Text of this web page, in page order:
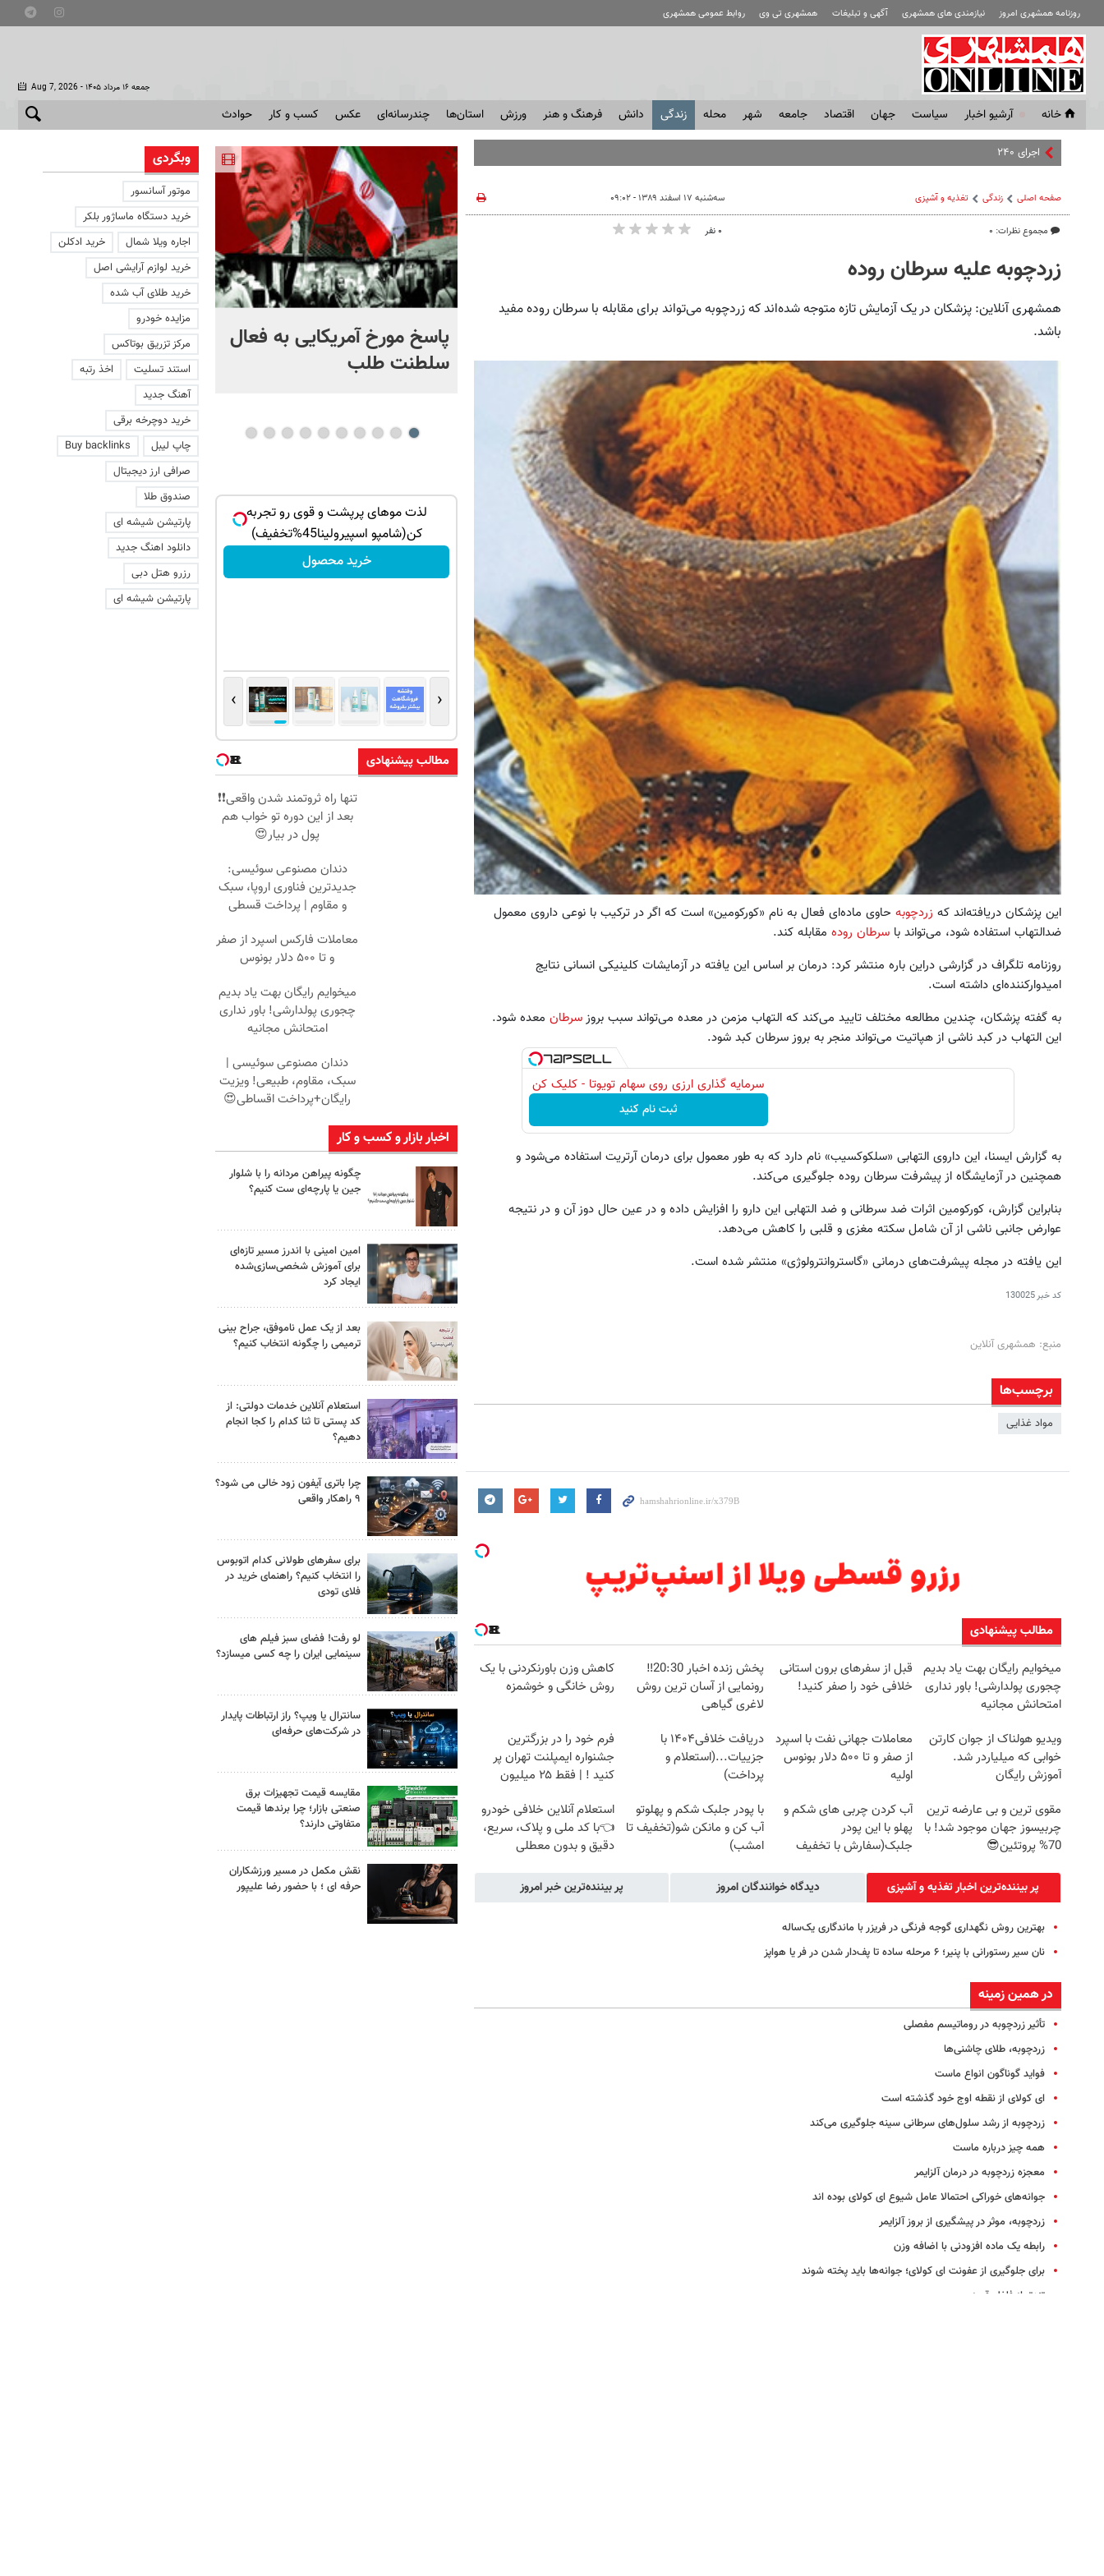
روزنامه همشهری امروز نیازمندی های همشهری آگهی و تبلیغات همشهری تی وی روابط عمومی همشهری
Aug 7, 2026 - جمعه ۱۶ مرداد ۱۴۰۵
خانه آرشیو اخبار سياست جهان اقتصاد جامعه شهر محله زندگی دانش فرهنگ و هنر ورزش استان‌ها چندرسانه‌ای عکس کسب و کار حوادث
اجرای ۲۴۰میلیارد دلار پروژه اق
صفحه اصلی زندگی تغذیه و آشپزی
مجموع نظرات: ۰
سه‌شنبه ۱۷ اسفند ۱۳۸۹ - ۰۹:۰۲
۰ نفر
زردچوبه علیه سرطان روده
همشهری آنلاین: پزشکان در یک آزمایش تازه متوجه شده‌اند که زردچوبه می‌تواند برای مقابله با سرطان روده مفید
باشد.
این پزشکان دریافته‌اند که زردچوبه حاوی ماده‌ای فعال به نام «کورکومین» است که اگر در ترکیب با نوعی داروی معمول
ضدالتهاب استفاده شود، می‌تواند با سرطان روده مقابله کند.
روزنامه‌ تلگراف در گزارشی دراین‌ باره منتشر کرد: درمان بر اساس این یافته در آزمایشات کلینیکی انسانی نتایج
امیدوارکننده‌ای داشته است.
به گفته پزشکان، چندین مطالعه مختلف تایید می‌کند که التهاب مزمن در معده می‌تواند سبب بروز سرطان معده شود.
این التهاب در کبد ناشی از هپاتیت می‌تواند منجر به بروز سرطان کبد شود.
سرمایه گذاری ارزی روی سهام تویوتا - کلیک کن
ثبت نام کنید
به گزارش ایسنا، این داروی التهابی «سلکوکسیب» نام دارد که به طور معمول برای درمان آرتریت استفاده می‌شود و
همچنین در آزمایشگاه از پیشرفت سرطان روده جلوگیری می‌کند.
بنابراین گزارش، کورکومین اثرات ضد سرطانی و ضد التهابی این دارو را افزایش داده و در عین حال دوز آن و در نتیجه
عوارض جانبی ناشی از آن شامل سکته مغزی و قلبی را کاهش می‌دهد.
این یافته در مجله پیشرفت‌های درمانی «گاستروانترولوژی» منتشر شده است.
کد خبر130025
منبع: همشهری آنلاین
برچسب‌ها
مواد غذایی
مطالب پیشنهادی
میخوایم رایگان بهت یاد بدیم
چجوری پولدارشی! باور نداری
امتحانش مجانیه
قبل از سفرهای برون استانی
خلافی خود را صفر کنید!
پخش زنده اخبار 20:30‼️
رونمایی از آسان ترین روش
لاغری گیاهی
کاهش وزن باورنکردنی با یک
روش خانگی و خوشمزه
ویدیو هولناک از جوان کارتن
خوابی که میلیاردر شد.
آموزش رایگان
معاملات جهانی نفت با اسپرد
از صفر و تا ۵۰۰ دلار بونوس
اولیه
دریافت خلافی۱۴۰۴ با
جزییات...(استعلام و
پرداخت)
فرم خود را در بزرگترین
جشنواره ایمپلنت تهران پر
کنید ! | فقط ۲۵ میلیون
مقوی ترین و بی عارضه ترین
چربیسوز جهان موجود شد! با
70% پروتئین😎
آب کردن چربی های شکم و
پهلو با این پودر
جلبک(سفارش با تخفیف
با پودر جلبک شکم و پهلوتو
آب کن و مانکن شو(تخفیف تا
امشب)
استعلام آنلاین خلافی خودرو
👈با کد ملی و پلاک، سریع،
دقیق و بدون معطلی
پر بیننده‌ترین اخبار تغذیه و آشپزی دیدگاه خوانندگان امروز پر بیننده‌ترین خبر امروز
بهترین روش نگهداری گوجه فرنگی در فریزر با ماندگاری یک‌ساله
نان سیر رستورانی با پنیر؛ ۶ مرحله ساده تا پف‌دار شدن در فر یا هواپز
در همین زمینه
تأثیر زردچوبه در روماتیسم مفصلی
زردچوبه، طلای چاشنی‌ها
فواید گوناگون انواع ماست
ای کولای از نقطه اوج خود گذشته است
زردچوبه از رشد سلول‌های سرطانی سینه جلوگیری می‌کند
همه چیز درباره ماست
معجزه زردچوبه در درمان آلزایمر
جوانه‌های خوراکی احتمالا عامل شیوع ای کولای بوده اند
زردچوبه، موثر در پیشگیری از بروز آلزایمر
رابطه یک ماده افزودنی با اضافه وزن
برای جلوگیری از عفونت ای کولای؛ جوانه‌ها باید پخته شوند
تندتر از فلفل قرمز
یاس» را بازخوانی کرد | ببینید
پاسخ مورخ آمریکایی به فعال
سلطنت طلب
با دوچرخه به مترو بروید
از اینجا شروع می‌شه، برای
درآمد بیشتر، آماده‌ای؟
فروشنده شو
تجربه ی داشتن موهای پرپشت با این پک
ضدریزش موی گیاهی45%تخفیف
خرید محصول
جای این پک تقویت موی جلبک توی حمومت
خالیه!45%تخفیف
خرید محصول
لذت موهای پرپشت و قوی رو تجربه
کن(شامپو اسپیرولینا45%تخفیف)
خرید محصول
‹
›
مطالب پیشنهادی
تنها راه ثروتمند شدن واقعی❗❗
بعد از این دوره تو خواب هم
پول در بیار😍
دندان مصنوعی سوئیسی:
جدیدترین فناوری اروپا، سبک
و مقاوم | پرداخت قسطی
معاملات فارکس اسپرد از صفر
و تا ۵۰۰ دلار بونوس
میخوایم رایگان بهت یاد بدیم
چجوری پولدارشی! باور نداری
امتحانش مجانیه
دندان مصنوعی سوئیسی |
سبک، مقاوم، طبیعی! ویزیت
رایگان+پرداخت اقساطی😍
اخبار بازار و کسب و کار
چگونه پیراهن مردانه را با شلوار
جین یا پارچه‌ای ست کنیم؟
امین امینی با اندرز مسیر تازه‌ای
برای آموزش شخصی‌سازی‌شده
ایجاد کرد
بعد از یک عمل ناموفق، جراح بینی
ترمیمی را چگونه انتخاب کنیم؟
استعلام آنلاین خدمات دولتی: از
کد پستی تا ثنا کدام را کجا انجام
دهیم؟
چرا باتری آیفون زود خالی می شود؟
۹ راهکار واقعی
برای سفرهای طولانی کدام اتوبوس
را انتخاب کنیم؟ راهنمای خرید در
فلای تودی
لو رفت! فضای سبز فیلم های
سینمایی ایران را چه کسی میسازد؟
سانترال یا ویپ؟ راز ارتباطات پایدار
در شرکت‌های حرفه‌ای
مقایسه قیمت تجهیزات برق
صنعتی بازار؛ چرا برندها قیمت
متفاوتی دارند؟
نقش مکمل در مسیر ورزشکاران
حرفه ای ؛ با حضور رضا علیپور
وبگردی
موتور آسانسور
خرید دستگاه ماساژور بلکر
اجاره ویلا شمال
خرید ادکلن
خرید لوازم آرایشی اصل
خرید طلای آب شده
مزایده خودرو
مرکز تزریق بوتاکس
استند تسلیت
اخذ رتبه
آهنگ جدید
خرید دوچرخه برقی
چاپ لیبل
Buy backlinks
صرافی ارز دیجیتال
صندوق طلا
پارتیشن شیشه ای
دانلود اهنگ جدید
رزرو هتل دبی
پارتیشن شیشه ای